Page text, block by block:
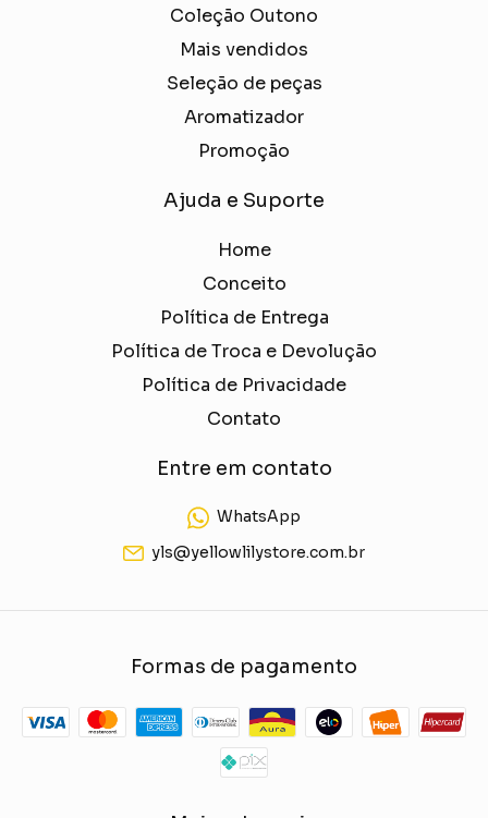
Coleção Outono
Mais vendidos
Seleção de peças
Aromatizador
Promoção
Ajuda e Suporte
Home
Conceito
Política de Entrega
Política de Troca e Devolução
Política de Privacidade
Contato
Entre em contato
WhatsApp
yls@yellowlilystore.com.br
Formas de pagamento